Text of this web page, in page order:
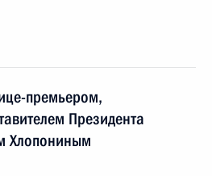
премьером,
Президента
Хлопониным